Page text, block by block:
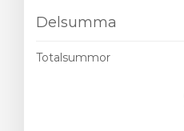
Delsumma
Totalsummor